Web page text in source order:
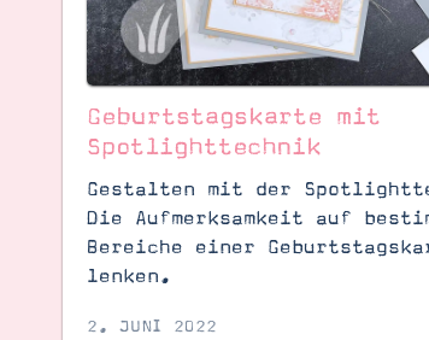
Geburtstagskarte mit
Spotlighttechnik
Gestalten mit der
Die Aufmerksamkeit auf
Bereiche einer
lenken.
2. JUNI 2022